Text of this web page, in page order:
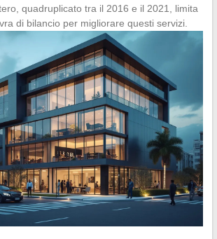
quadruplicato tra il 2016 e il 2021, limita
di bilancio per migliorare questi servizi.